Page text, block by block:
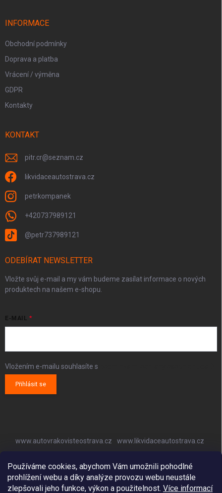
Používáme cookies, abychom Vám umožnili pohodlné
prohlížení webu a díky analýze provozu webu neustále
zlepšovali jeho funkce, výkon a použitelnost. Více informací
INFORMACE
Obchodní podmínky
Doprava a platba
Vrácení / výměna
GDPR
Kontakty
KONTAKT
pitr.cr@seznam.cz
likvidaceautostrava.cz
petrkompanek
+420737989121
@petr737989121
ODEBÍRAT NEWSLETTER
Vložte svůj e-mail a my vám budeme zasílat informace o nových
produktech na našem e-shopu.
E-MAIL
Vložením e-mailu souhlasíte s
Přihlásit se
www.autovrakovisteostrava.cz
www.likvidaceautostrava.cz